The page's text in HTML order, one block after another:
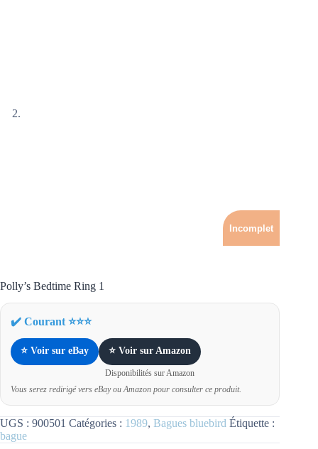
Incomplet
Polly’s Bedtime Ring 1
✔️ Courant ⭐⭐⭐
⭐ Voir sur eBay ⭐ Voir sur Amazon
Disponibilités sur Amazon
Vous serez redirigé vers eBay ou Amazon pour consulter ce produit.
UGS : 900501 Catégories : 1989, Bagues bluebird Étiquette :
bague